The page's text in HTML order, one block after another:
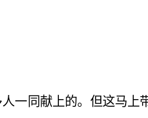
一同献上的。但这马上